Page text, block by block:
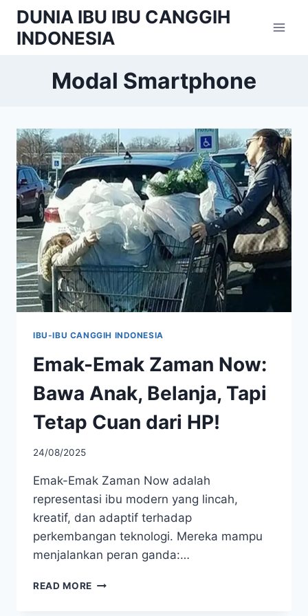
Skip
content
DUNIA IBU IBU CANGGIH
INDONESIA
Modal Smartphone
IBU-IBU CANGGIH INDONESIA
Emak-Emak Zaman Now:
Bawa Anak, Belanja, Tapi
Tetap Cuan dari HP!
24/08/2025
Emak-Emak Zaman Now adalah
representasi ibu modern yang lincah,
kreatif, dan adaptif terhadap
perkembangan teknologi. Mereka mampu
menjalankan peran ganda:…
READ MORE EMAK-